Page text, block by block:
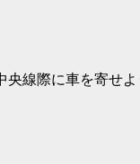
線際に車を寄せ